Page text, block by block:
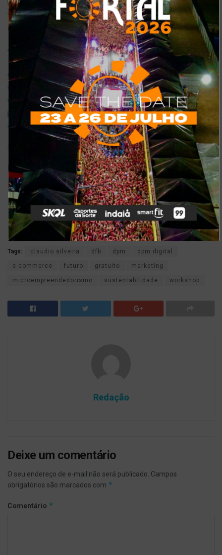
veículos digitais e online), passando a assinar como “DFB
DigiFest
A mudança no formato e na titularidade, contudo, não
interferiram nos valores inerentes à própria história do DFB:
democratização, acesso e pluralidade. Com acesso 100%
gratuito, o DFB DigiFest utilizou conceitos da economia
criativa, a partir da abordagem da moda e da cultura, como
principais fatores de promoção para as mais variadas
esferas culturais, educacionais e econômicas.
Serviço:
DPM Digital
Dias: 22 a 25 de novembro
Instagram: @dfbfestival
Mais informações:www.dfbfestival.com.br
Tags: claudio silveira dfb dpm dpm digital
e-commerce futuro gratuito marketing
microempreendedorismo sustentabilidade workshop
Redação
Deixe um comentário
O seu endereço de e-mail não será publicado. Campos
obrigatórios são marcados com *
Comentário *